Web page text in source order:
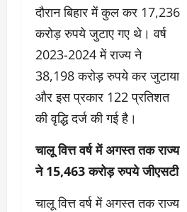
दौरान बिहार में कुल कर 17,236
करोड़ रुपये जुटाए गए थे। वर्ष
2023-2024 में राज्य ने
38,198 करोड़ रुपये कर जुटाया
और इस प्रकार 122 प्रतिशत
की वृद्धि दर्ज की गई है।
चालू वित्त वर्ष में अगस्त तक राज्य
ने 15,463 करोड़ रुपये जीएसटी
चालू वित्त वर्ष में अगस्त तक राज्य